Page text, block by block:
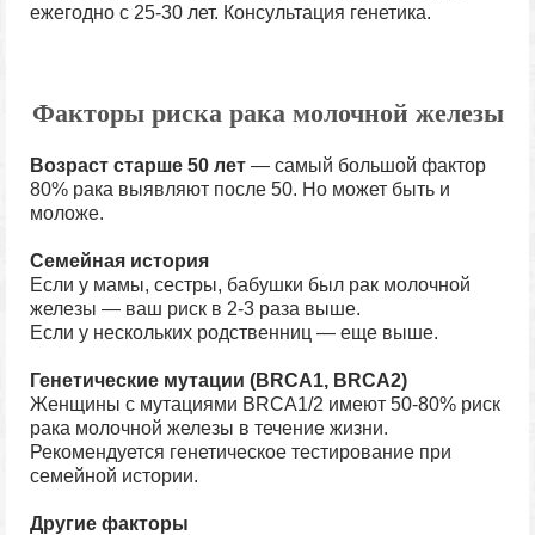
ежегодно с 25-30 лет. Консультация генетика.
Факторы риска рака молочной железы
Возраст старше 50 лет — самый большой фактор
80% рака выявляют после 50. Но может быть и
моложе.
Семейная история
Если у мамы, сестры, бабушки был рак молочной
железы — ваш риск в 2-3 раза выше.
Если у нескольких родственниц — еще выше.
Генетические мутации (BRCA1, BRCA2)
Женщины с мутациями BRCA1/2 имеют 50-80% риск
рака молочной железы в течение жизни.
Рекомендуется генетическое тестирование при
семейной истории.
Другие факторы